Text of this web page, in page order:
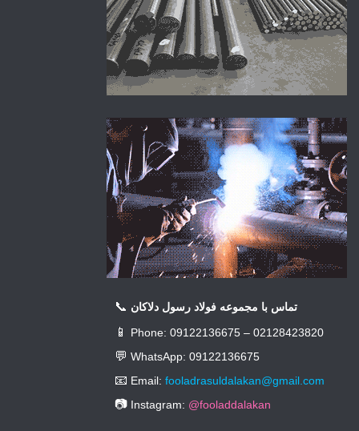
📞 تماس با مجموعه فولاد رسول دلاکان
📱 Phone: 09122136675 – 02128423820
💬 WhatsApp: 09122136675
📧 Email: fooladrasuldalakan@gmail.com
📷 Instagram: @fooladdalakan